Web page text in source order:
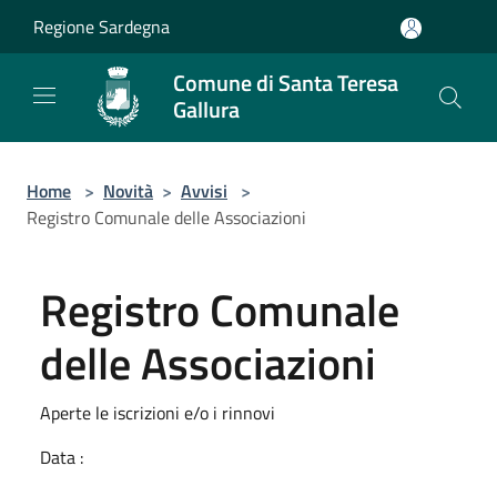
Regione Sardegna
Comune di Santa Teresa
Gallura
Home > Novità > Avvisi >
Registro Comunale delle Associazioni
Registro Comunale
delle Associazioni
Aperte le iscrizioni e/o i rinnovi
Data :